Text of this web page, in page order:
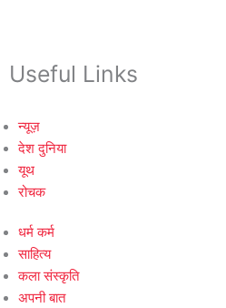
Useful Links
न्यूज़
देश दुनिया
यूथ
रोचक
धर्म कर्म
साहित्य
कला संस्कृति
अपनी बात